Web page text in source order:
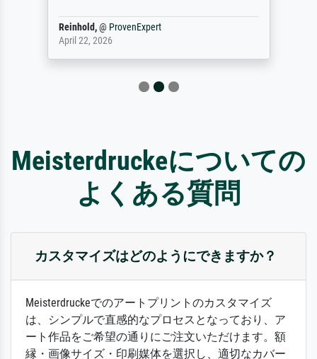
Reinhold,@ ProvenExpert
April 22, 2026
Meisterdruckeについての
よくある質問
カスタマイズはどのようにできますか？
Meisterdruckeでのアートプリントのカスタマイズ
は、シンプルで直感的なプロセスとなっており、ア
ート作品をご希望の通りにご注文いただけます。額
縁・画像サイズ・印刷媒体を選択し、適切なカバー